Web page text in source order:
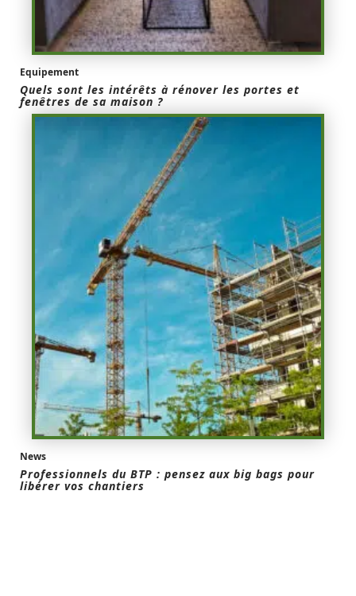
Equipement
Quels sont les intérêts à rénover les portes et
fenêtres de sa maison ?
News
Professionnels du BTP : pensez aux big bags pour
libérer vos chantiers